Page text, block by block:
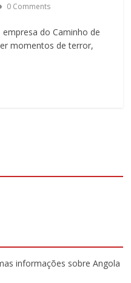
0 Comments
empresa do Caminho de
momentos de terror,
informações sobre Angola